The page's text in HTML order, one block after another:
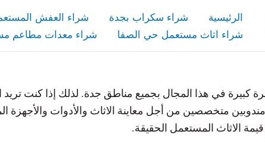
الرئيسية شراء سكراب بجدة شراء العفش
شراء اثاث مستعمل حي الصفا
شراء معدات مطاعم
كبيرة في هذا المجال بجميع مناطق جدة. لذلك إذا كنت
متخصصين من أجل معاينة الاثاث والأدوات
الاثاث المستعمل الحقيقة.